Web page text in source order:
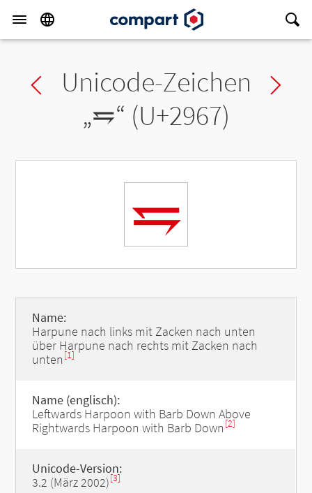
Previous char
Unicode-Zeichen
„⥧“ (U+2967)
⥧
Name:
Harpune nach links mit Zacken nach unten
über Harpune nach rechts mit Zacken nach
unten [1]
Name (englisch):
Leftwards Harpoon with Barb Down Above
Rightwards Harpoon with Barb Down [2]
Unicode-Version:
3.2 (März 2002)[3]